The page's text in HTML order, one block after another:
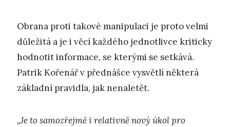
Obrana proti takové manipulaci je proto velmi
důležitá a je i věcí každého jednotlivce kriticky
hodnotit informace, se kterými se setkává.
Patrik Kořenář v přednášce vysvětlí některá
základní pravidla, jak nenaletět.
„Je to samozřejmě i relativně nový úkol pro